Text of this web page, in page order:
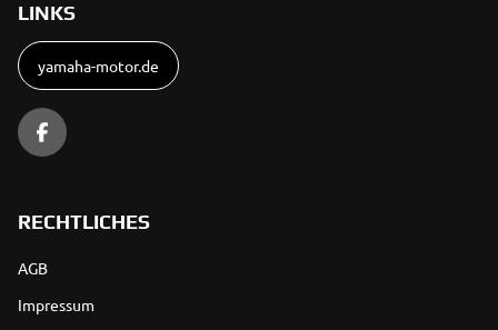
LINKS
yamaha-motor.de
RECHTLICHES
AGB
Impressum